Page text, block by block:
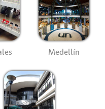
Medellín